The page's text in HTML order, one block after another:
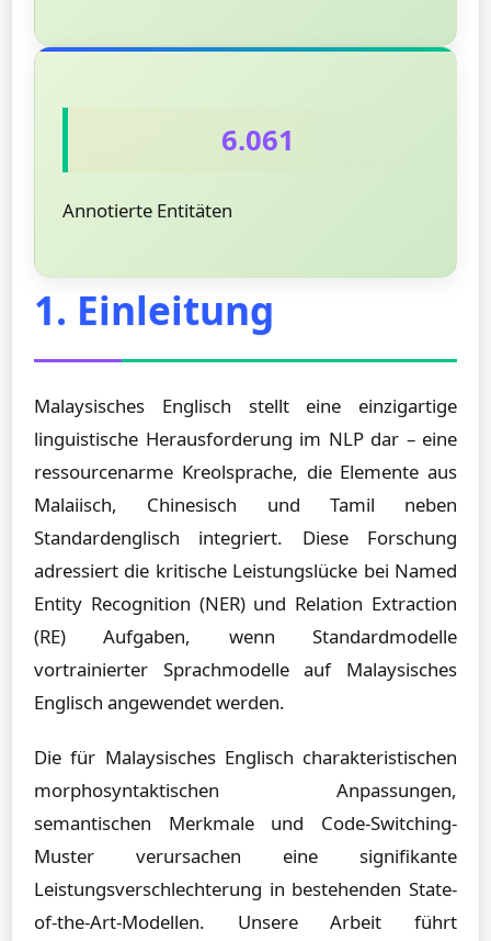
6.061
Annotierte Entitäten
1. Einleitung
Malaysisches Englisch stellt eine einzigartige
linguistische Herausforderung im NLP dar – eine
ressourcenarme Kreolsprache, die Elemente aus
Malaiisch, Chinesisch und Tamil neben
Standardenglisch integriert. Diese Forschung
adressiert die kritische Leistungslücke bei Named
Entity Recognition (NER) und Relation Extraction
(RE) Aufgaben, wenn Standardmodelle
vortrainierter Sprachmodelle auf Malaysisches
Englisch angewendet werden.
Die für Malaysisches Englisch charakteristischen
morphosyntaktischen Anpassungen,
semantischen Merkmale und Code-Switching-
Muster verursachen eine signifikante
Leistungsverschlechterung in bestehenden State-
of-the-Art-Modellen. Unsere Arbeit führt